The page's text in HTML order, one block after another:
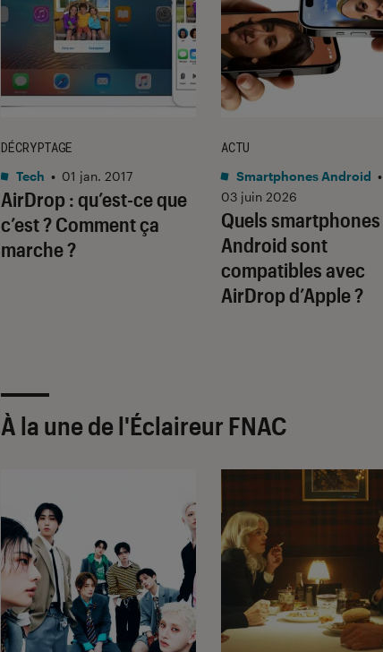
AirDrop : qu’est-ce que
c’est ? Comment ça
marche ?
DÉCRYPTAGE
Tech • 01 jan. 2017
Quels smartphones
Android sont
compatibles avec
AirDrop d’Apple ?
ACTU
Smartphones Android •
03 juin 2026
À la une de l'Éclaireur FNAC